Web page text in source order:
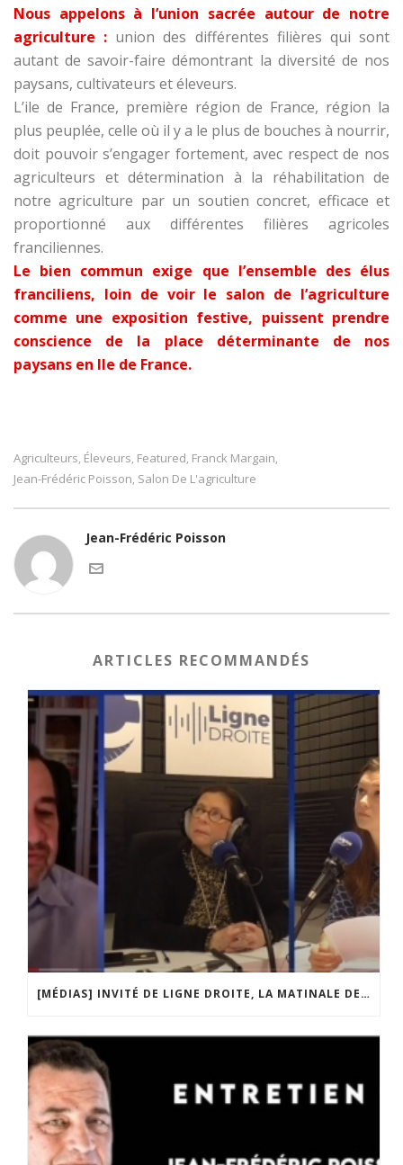
Nous appelons à l’union sacrée autour de notre
agriculture : union des différentes filières qui sont
autant de savoir-faire démontrant la diversité de nos
paysans, cultivateurs et éleveurs.
L’ile de France, première région de France, région la
plus peuplée, celle où il y a le plus de bouches à nourrir,
doit pouvoir s’engager fortement, avec respect de nos
agriculteurs et détermination à la réhabilitation de
notre agriculture par un soutien concret, efficace et
proportionné aux différentes filières agricoles
franciliennes.
Le bien commun exige que l’ensemble des élus
franciliens, loin de voir le salon de l’agriculture
comme une exposition festive, puissent prendre
conscience de la place déterminante de nos
paysans en Ile de France.
Agriculteurs, Éleveurs, Featured, Franck Margain,
Jean-Frédéric Poisson, Salon De L'agriculture
Jean-Frédéric Poisson
ARTICLES RECOMMANDÉS
[MÉDIAS] INVITÉ DE LIGNE DROITE, LA MATINALE DE RADIO COURTOISIE